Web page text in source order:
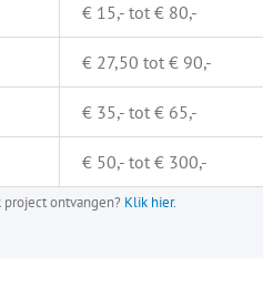
€ 15,- tot € 80,-
€ 27,50 tot € 90,-
€ 35,- tot € 65,-
€ 50,- tot € 300,-
ontvangen? Klik hier.